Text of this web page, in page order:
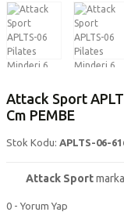
Attack Sport
Cm PEMBE
Stok Kodu: APLTS-06-
Attack Sport
0 - Yorum Yap